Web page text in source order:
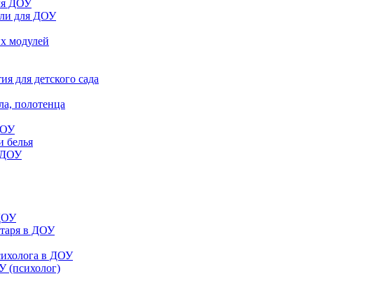
ДОУ
для ДОУ
модулей
для детского сада
полотенца
белья
ДОУ
в ДОУ
в ДОУ
(психолог)